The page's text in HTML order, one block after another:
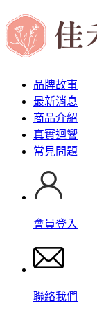
品牌故事
最新消息
商品介紹
真實迴響
常見問題
會員登入
聯絡我們